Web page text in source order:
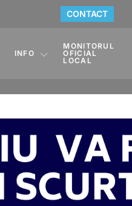
CONTACT
INFO
MONITORUL
OFICIAL
LOCAL